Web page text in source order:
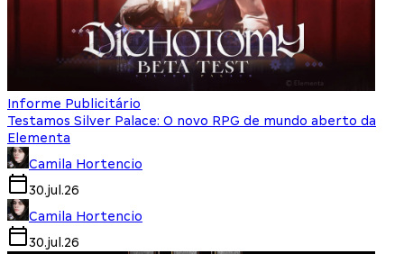
Informe Publicitário
Testamos Silver Palace: O novo RPG de mundo aberto da
Elementa
Camila Hortencio
30.jul.26
Camila Hortencio
30.jul.26